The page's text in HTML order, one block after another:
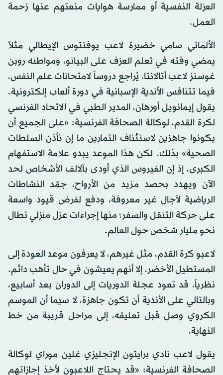
العزلة النفسية أو ممارسة هوايات منعتهم عنها زحمة
العمل.
الألماني سامي خضيرة لاعب يوفنتوس الإيطالي مثلاً
يمضي وقته في تعلم العزف على البيانو، ومواطنه روبن
غوسنز لاعب أتالانتا، يُراجع دروساً لامتحانات علم النفس،
فيما تتنافس الأندية الإسبانية في دورة ألعاب إلكترونية.
يقول إيمانويل أورهان، المدير الطبي في الاتحاد الفرنسي
لكرة القدم، لوكالة الصحافة الفرنسية: «على الجميع أن
يكونوا جاهزين لاستئناف التمارين ما إن تأذن السلطات
الصحية» بذلك. لكن هذا الموعد يبدو علامة الاستفهام
الكبرى، إذ إن الفيروس الذي أودى بآلالف الأشخاص لحد
الآن ويهدد بحصد مزيد من الأرواح، جمّد النشاطات
الرياضية لآجال غير معروفة، ودفع لفرض قيود واسعة
على حركة التنقل والسفر؛ منها إجراءات عزل منزلي تطال
نحو مليار شخص حول العالم.
لاعبو كرة القدم، مثل غيرهم، لا يعرفون موعد العودة إلى
المستطيل الأخضر، إلا أنهم يعيشون في حال تأهب دائم.
نظرياً، قد تعود عجلة الدوريات إلى الدوران بعد أسابيع،
وبالتالي على الأندية أن تكون جاهزة، لا سيما أن الموسم
الكروي وصل قبل تعليقه، إلى مراحل قريبة من خط
النهاية.
يقول لاعب نادي برايتون الإنجليزي غلين موراي لوكالة
الصحافة الفرنسية: «قد يحتاج اللاعبون لأخذ إجازاتهم